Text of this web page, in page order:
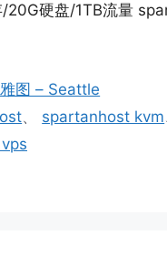
20G硬盘/1TB流量
图 – Seattle
、 spartanhost kvm